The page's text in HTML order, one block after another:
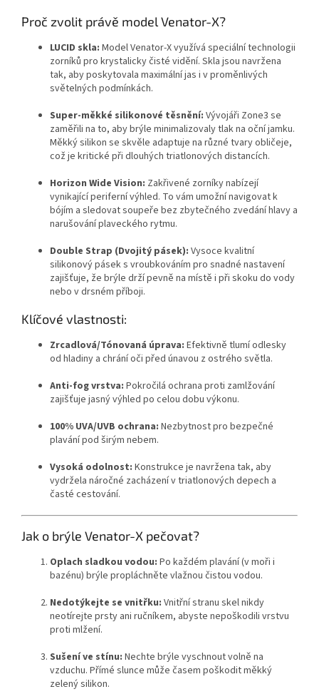
Proč zvolit právě model Venator-X?
LUCID skla: Model Venator-X využívá speciální technologii
zorníků pro krystalicky čisté vidění. Skla jsou navržena
tak, aby poskytovala maximální jas i v proměnlivých
světelných podmínkách.
Super-měkké silikonové těsnění: Vývojáři Zone3 se
zaměřili na to, aby brýle minimalizovaly tlak na oční jamku.
Měkký silikon se skvěle adaptuje na různé tvary obličeje,
což je kritické při dlouhých triatlonových distancích.
Horizon Wide Vision: Zakřivené zorníky nabízejí
vynikající periferní výhled. To vám umožní navigovat k
bójím a sledovat soupeře bez zbytečného zvedání hlavy a
narušování plaveckého rytmu.
Double Strap (Dvojitý pásek): Vysoce kvalitní
silikonový pásek s vroubkováním pro snadné nastavení
zajišťuje, že brýle drží pevně na místě i při skoku do vody
nebo v drsném příboji.
Klíčové vlastnosti:
Zrcadlová/Tónovaná úprava: Efektivně tlumí odlesky
od hladiny a chrání oči před únavou z ostrého světla.
Anti-fog vrstva: Pokročilá ochrana proti zamlžování
zajišťuje jasný výhled po celou dobu výkonu.
100% UVA/UVB ochrana: Nezbytnost pro bezpečné
plavání pod širým nebem.
Vysoká odolnost: Konstrukce je navržena tak, aby
vydržela náročné zacházení v triatlonových depech a
časté cestování.
Jak o brýle Venator-X pečovat?
Oplach sladkou vodou: Po každém plavání (v moři i
bazénu) brýle propláchněte vlažnou čistou vodou.
Nedotýkejte se vnitřku: Vnitřní stranu skel nikdy
neotírejte prsty ani ručníkem, abyste nepoškodili vrstvu
proti mlžení.
Sušení ve stínu: Nechte brýle vyschnout volně na
vzduchu. Přímé slunce může časem poškodit měkký
zelený silikon.
Powered by chaterimo